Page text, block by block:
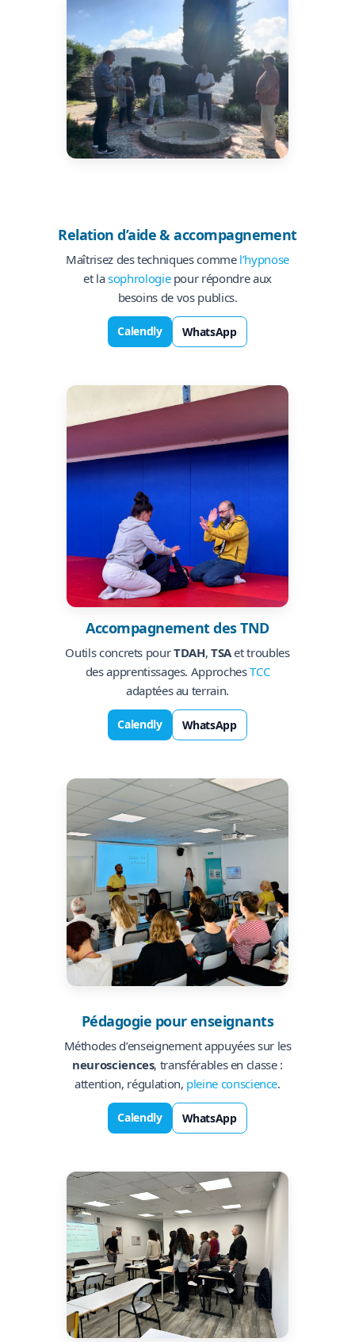
Relation d’aide & accompagnement
Maîtrisez des techniques comme l’hypnose
et lasophrologiepour répondre aux
besoins de vos publics.
Calendly WhatsApp
Accompagnement des TND
Outils concrets pourTDAH, TSAet troubles
des apprentissages. ApprochesTCC
adaptées au terrain.
Calendly WhatsApp
Pédagogie pour enseignants
Méthodes d’enseignement appuyées sur les
neurosciences, transférables en classe :
attention, régulation, pleine conscience.
Calendly WhatsApp